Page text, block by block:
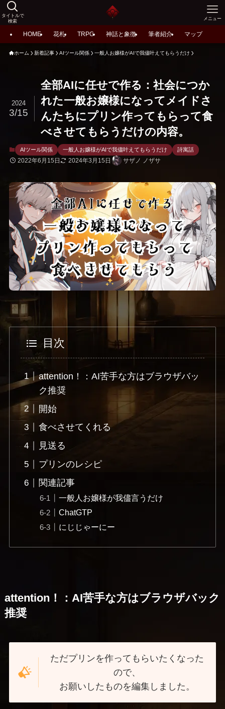
タイトルで
検索
メニュー
HOME 花札 TRPG 神話と象徴 筆者紹介 マップ
ホーム 新着記事 AIツール関係 一般人お嬢様がAIで我儘叶えてもらうだけ
全部AIに任せで作る：社会につか
れた一般お嬢様になってメイドさ
んたちにプリン作ってもらって食
べさせてもらうだけの内容。
2024
3/15
AIツール関係 一般人お嬢様がAIで我儘叶えてもらうだけ 詩寓話
2022年6月15日 2024年3月15日 サザノ ノザサ
目次
attention！：AI苦手な方はブラウザバッ
ク推奨
開始
食べさせてくれる
見送る
プリンのレシピ
関連記事
一般人お嬢様が我儘言うだけ
ChatGTP
にじじゃーにー
attention！：AI苦手な方はブラウザバック
推奨
ただプリンを作ってもらいたくなった
ので、
お願いしたものを編集しました。